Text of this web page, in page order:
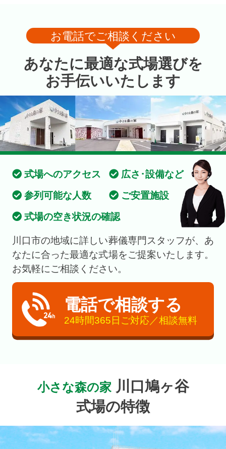
お電話でご相談ください
あなたに最適な式場選びを
お手伝いいたします
式場へのアクセス
広さ･設備など
参列可能な人数
ご安置施設
式場の空き状況の確認
川口市の地域に詳しい葬儀専門スタッフが、あ
なたに合った最適な式場をご提案いたします。
お気軽にご相談ください。
電話で相談する
24時間365日ご対応／相談無料
小さな森の家 川口鳩ヶ谷
式場の特徴